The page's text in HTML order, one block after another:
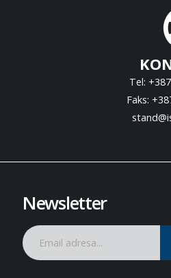
Tel:
Faks:
Newsletter